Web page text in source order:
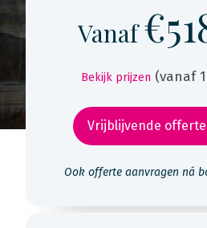
Vanaf
Bekijk prijzen (vanaf
Vrijblijvende
Ook offerte aanvragen ná